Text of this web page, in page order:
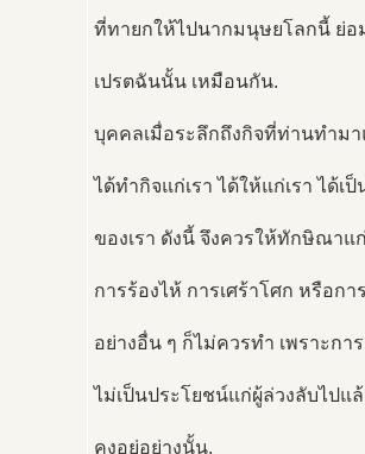
ที่ทายกให้ไปนากมนุษยโลกนี้ ย่อ
เปรตฉันนั้น เหมือนกัน.
บุคคลเมื่อระลึกถึงกิจที่ท่านทำม
ได้ทำกิจแก่เรา ได้ให้แก่เรา ได้เ
ของเรา ดังนี้ จึงควรให้ทักษิณาแ
การร้องไห้ การเศร้าโศก หรือก
อย่างอื่น ๆ ก็ไม่ควรทำ เพราะกา
ไม่เป็นประโยชน์แก่ผู้ล่วงลับไปแ
คงอยู่อย่างนั้น.